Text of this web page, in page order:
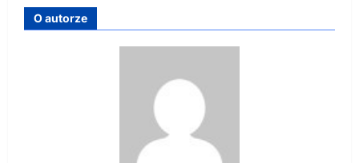
O autorze